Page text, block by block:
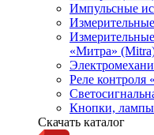
Импульсные
«Митра»
Реле
Кнопки, лампы
Скачать каталог